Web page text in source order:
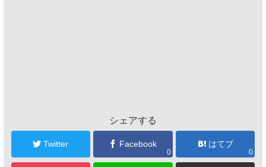
シェアする
Twitter Facebook
0
はてブ
0